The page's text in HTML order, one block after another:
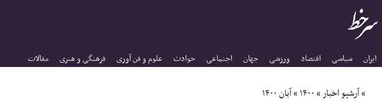
ایران سیاسی اقتصاد ورزشی جهان اجتماعی حوادث علوم و فن آوری فرهنگی و هنری مقالات
»آرشیو اخبار»۱۴۰۰»آبان ۱۴۰۰